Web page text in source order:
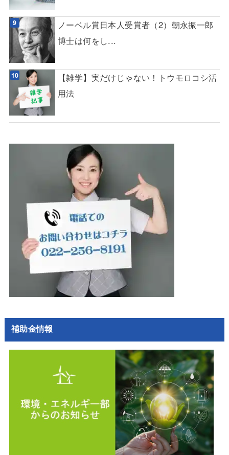
ノーベル賞日本人受賞者（2）朝永振一郎
博士は何をし...
【雑学】実だけじゃない！トウモロコシ活
用法
補助金情報